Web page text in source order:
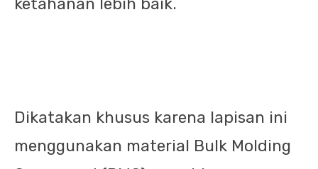
Dikatakan khusus karena lapisan ini
menggunakan material Bulk Molding